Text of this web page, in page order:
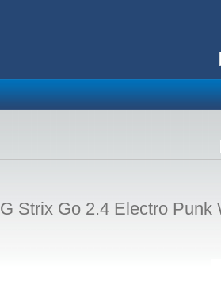
Strix Go 2.4 Electro